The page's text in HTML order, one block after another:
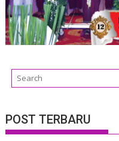
POST TERBARU